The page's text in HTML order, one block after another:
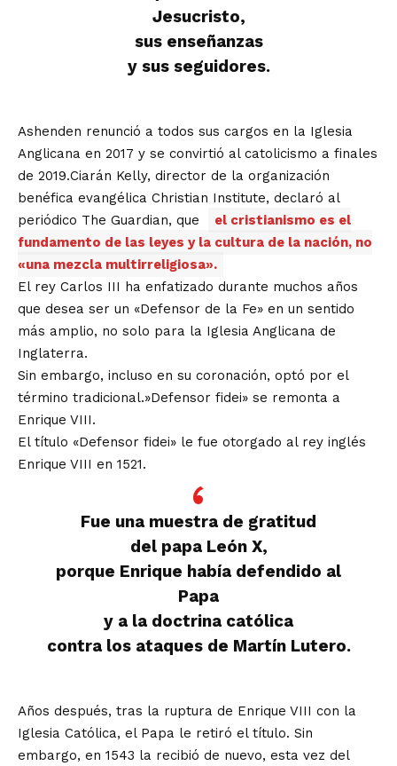
Jesucristo,
sus enseñanzas
y sus seguidores.
Ashenden renunció a todos sus cargos en la Iglesia
Anglicana en 2017 y se convirtió al catolicismo a finales
de 2019.Ciarán Kelly, director de la organización
benéfica evangélica Christian Institute, declaró al
periódico The Guardian, que
el cristianismo es el
fundamento de las leyes y la cultura de la nación, no
«una mezcla multirreligiosa».
El rey Carlos III ha enfatizado durante muchos años
que desea ser un «Defensor de la Fe» en un sentido
más amplio, no solo para la Iglesia Anglicana de
Inglaterra.
Sin embargo, incluso en su coronación, optó por el
término tradicional.»Defensor fidei» se remonta a
Enrique VIII.
El título «Defensor fidei» le fue otorgado al rey inglés
Enrique VIII en 1521.
Fue una muestra de gratitud
del papa León X,
porque Enrique había defendido al
Papa
y a la doctrina católica
contra los ataques de Martín Lutero.
Años después, tras la ruptura de Enrique VIII con la
Iglesia Católica, el Papa le retiró el título. Sin
embargo, en 1543 la recibió de nuevo, esta vez del